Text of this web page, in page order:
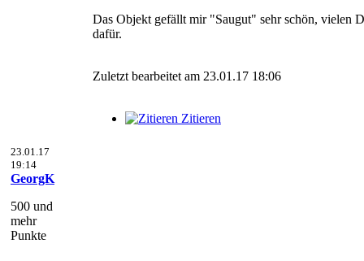
Das Objekt gefällt mir "Saugut" sehr schön, vielen
dafür.
Zuletzt bearbeitet am 23.01.17 18:06
Zitieren
23.01.17
19:14
GeorgK
500 und
mehr
Punkte